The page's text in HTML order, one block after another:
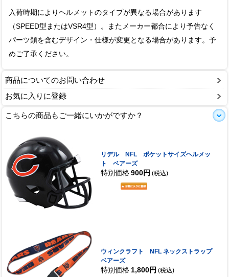
入荷時期によりヘルメットのタイプが異なる場合があります
（SPEED型またはVSR4型）。またメーカー都合により予告なく
パーツ類を含むデザイン・仕様が変更となる場合があります。予
めご了承ください。
商品についてのお問い合わせ
お気に入りに登録
こちらの商品もご一緒にいかがですか？
リデル NFL ポケットサイズヘルメッ
ト ベアーズ
特別価格 900円 (税込)
ウィンクラフト NFL ネックストラップ
ベアーズ
特別価格 1,800円 (税込)